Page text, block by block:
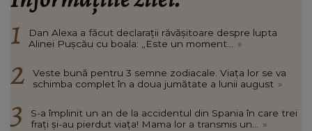
Dan Alexa a făcut declarații răvășitoare despre lupta
Alinei Pușcău cu boala: „Este un moment... »
Veste bună pentru 3 semne zodiacale. Viața lor se va
schimba complet în a doua jumătate a lunii august »
S-a împlinit un an de la accidentul din Spania în care trei
frați și-au pierdut viața! Mama lor a transmis un... »